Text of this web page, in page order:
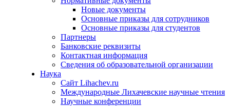
Новые документы
Основные приказы для сотрудников
Основные приказы для студентов
Партнеры
Банковские реквизиты
Контактная информация
Сведения об образовательной организации
Наука
Сайт Lihachev.ru
Международные Лихачевские научные чтения
Научные конференции